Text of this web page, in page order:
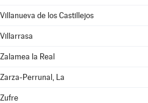
Villanueva de los Castillejos
Villarrasa
Zalamea la Real
Zarza-Perrunal, La
Zufre